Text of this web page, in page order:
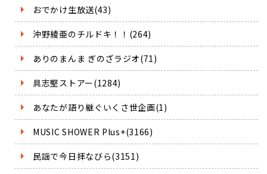
おでかけ生放送(43)
沖野綾亜のチルドキ！！(264)
ありのまんま ぎのざラジオ(71)
具志堅ストアー(1284)
あなたが語り継ぐいくさ世企画(1)
MUSIC SHOWER Plus+(3166)
民謡で今日拝なびら(3151)